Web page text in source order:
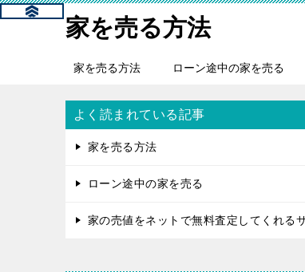
家を売る方法
家を売る方法 ローン途中の家を売る
よく読まれている記事
家を売る方法
ローン途中の家を売る
家の売値をネットで無料査定してくれる